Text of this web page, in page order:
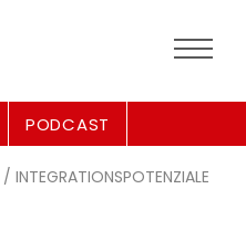
PODCAST
/ INTEGRATIONSPOTENZIALE